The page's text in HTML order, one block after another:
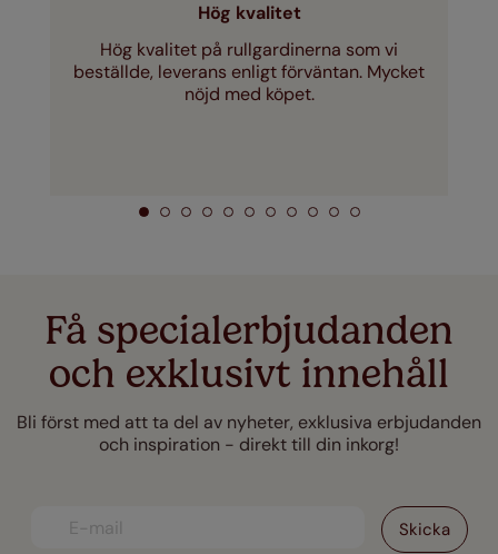
Hög kvalitet
Hög kvalitet på rullgardinerna som vi
beställde, leverans enligt förväntan. Mycket
nöjd med köpet.
Få specialerbjudanden
och exklusivt innehåll
Bli först med att ta del av nyheter, exklusiva erbjudanden
och inspiration - direkt till din inkorg!